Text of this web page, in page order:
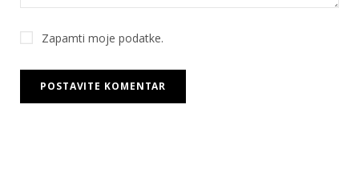
Zapamti moje podatke.